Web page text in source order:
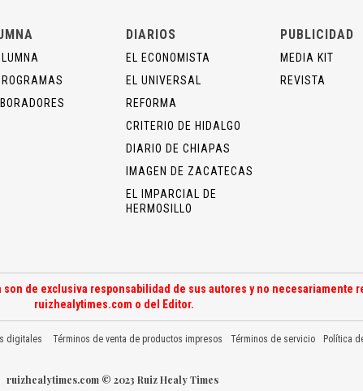
DIARIOS
EL ECONOMISTA
EL UNIVERSAL
REFORMA
CRITERIO DE HIDALGO
DIARIO DE CHIAPAS
IMAGEN DE ZACATECAS
EL IMPARCIAL DE
HERMOSILLO
PUBLICIDAD
MEDIA KIT
REVISTA
de exclusiva responsabilidad de sus autores y no necesariamente
ruizhealytimes.com o del Editor.
digitales Términos de venta de productos impresos Términos de servicio Política
ruizhealytimes.com © 2023 Ruiz Healy Times